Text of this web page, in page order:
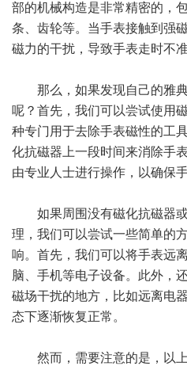
部的机械构造是非常精密的，
条、齿轮等。当手表接触到强
磁力的干扰，导致手表走时不
那么，如果发现自己的雅典
呢？首先，我们可以尝试使用
种专门用于去除手表磁性的工
化抗磁器上一段时间来消除手
由专业人士进行操作，以确保
如果周围没有磁化抗磁器或
理，我们可以尝试一些简单的
响。首先，我们可以将手表远
脑、手机等电子设备。此外，
磁场干扰的地方，比如远离电
态下逐渐恢复正常。
然而，需要注意的是，以上